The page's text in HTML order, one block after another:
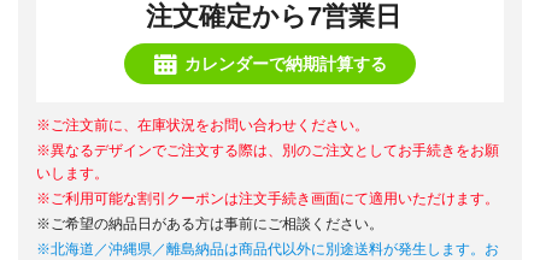
注文確定から7営業日
カレンダーで納期計算する
※ご注文前に、在庫状況をお問い合わせください。
※異なるデザインでご注文する際は、別のご注文としてお手続きをお願
いします。
※ご利用可能な割引クーポンは注文手続き画面にて適用いただけます。
※ご希望の納品日がある方は事前にご相談ください。
※北海道／沖縄県／離島納品は商品代以外に別途送料が発生します。お